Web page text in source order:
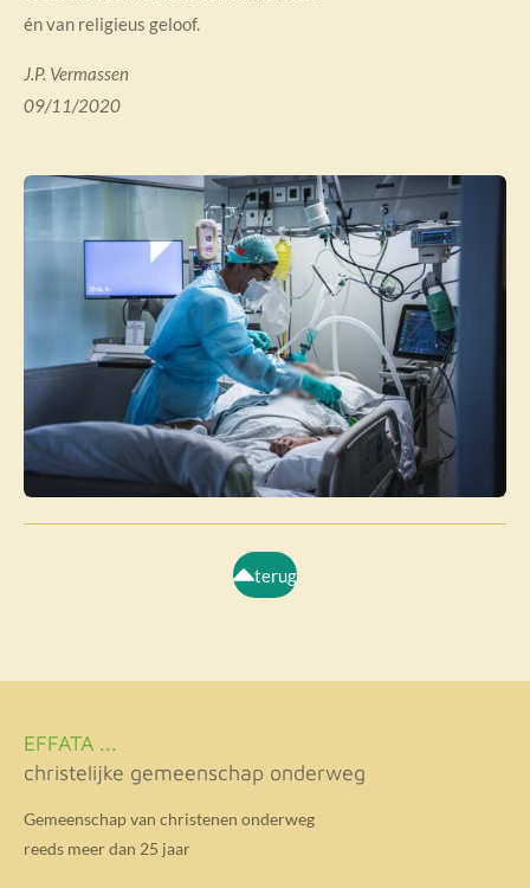
én van religieus geloof.
J.P. Vermassen
09/11/2020
terug
EFFATA ...
christelijke gemeenschap onderweg
Gemeenschap van christenen onderweg
reeds meer dan 25 jaar